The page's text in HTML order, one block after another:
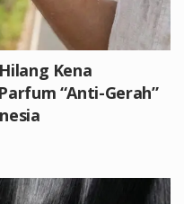
Kena
“Anti-Gerah”